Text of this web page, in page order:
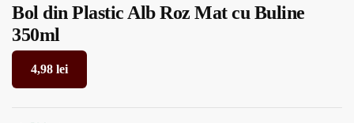
Bol din Plastic Alb Roz Mat cu Buline
350ml
4,98 lei